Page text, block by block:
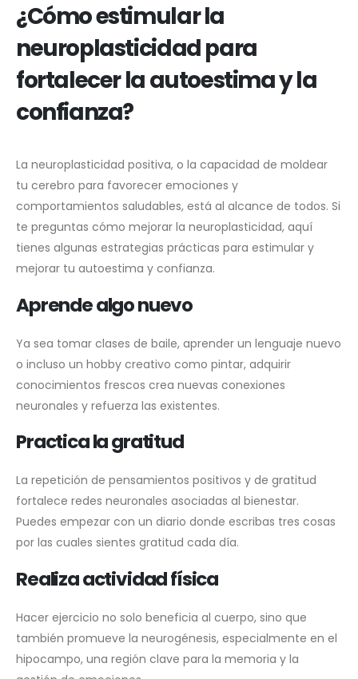
¿Cómo estimular la
neuroplasticidad para
fortalecer la autoestima y la
confianza?
La neuroplasticidad positiva, o la capacidad de moldear
tu cerebro para favorecer emociones y
comportamientos saludables, está al alcance de todos. Si
te preguntas cómo mejorar la neuroplasticidad, aquí
tienes algunas estrategias prácticas para estimular y
mejorar tu autoestima y confianza.
Aprende algo nuevo
Ya sea tomar clases de baile, aprender un lenguaje nuevo
o incluso un hobby creativo como pintar, adquirir
conocimientos frescos crea nuevas conexiones
neuronales y refuerza las existentes.
Practica la gratitud
La repetición de pensamientos positivos y de gratitud
fortalece redes neuronales asociadas al bienestar.
Puedes empezar con un diario donde escribas tres cosas
por las cuales sientes gratitud cada día.
Realiza actividad física
Hacer ejercicio no solo beneficia al cuerpo, sino que
también promueve la neurogénesis, especialmente en el
hipocampo, una región clave para la memoria y la